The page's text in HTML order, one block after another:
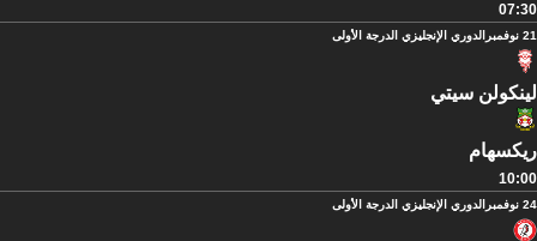
07:30
21 نوفمبر الدوري الإنجليزي الدرجة الأولى
لينكولن سيتي
ريكسهام
10:00
24 نوفمبر الدوري الإنجليزي الدرجة الأولى